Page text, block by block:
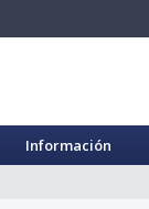
Información